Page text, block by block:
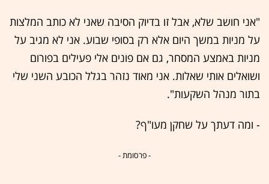
"אני חושב שלא, אבל זו בדיוק הסיבה שאני לא כותב המלצות
על מניות במשך היום אלא רק בסופי שבוע. אני לא מגיב על
מניות באמצע המסחר, גם אם פונים אלי פעילים בפורום
ושואלים אותי שאלות. אני מאוד נזהר בגלל הכובע השני שלי
בתור מנהל השקעות".
- ומה דעתך על שחקן מעו"ף?
- פרסומת -